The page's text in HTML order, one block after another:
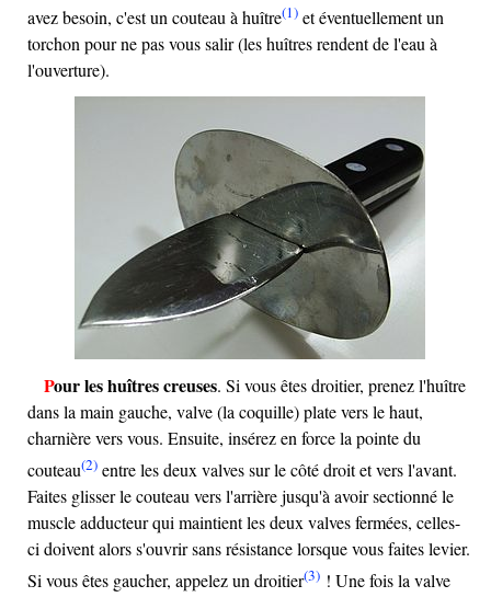
avez besoin, c'est un couteau à huître(1) et éventuellement un
torchon pour ne pas vous salir (les huîtres rendent de l'eau à
l'ouverture).
Pour les huîtres creuses. Si vous êtes droitier, prenez l'huître
dans la main gauche, valve (la coquille) plate vers le haut,
charnière vers vous. Ensuite, insérez en force la pointe du
couteau(2) entre les deux valves sur le côté droit et vers l'avant.
Faites glisser le couteau vers l'arrière jusqu'à avoir sectionné le
muscle adducteur qui maintient les deux valves fermées, celles-
ci doivent alors s'ouvrir sans résistance lorsque vous faites levier.
Si vous êtes gaucher, appelez un droitier(3) ! Une fois la valve